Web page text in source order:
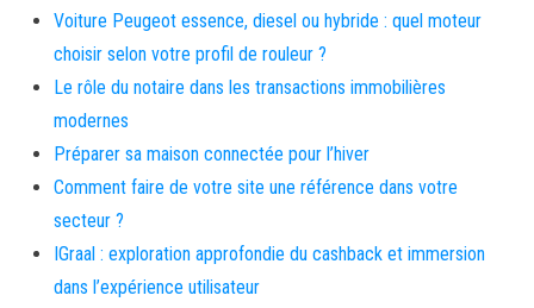
Voiture Peugeot essence, diesel ou hybride : quel moteur
choisir selon votre profil de rouleur ?
Le rôle du notaire dans les transactions immobilières
modernes
Préparer sa maison connectée pour l’hiver
Comment faire de votre site une référence dans votre
secteur ?
IGraal : exploration approfondie du cashback et immersion
dans l’expérience utilisateur